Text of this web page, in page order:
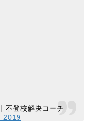
登校解決コーチ
2019